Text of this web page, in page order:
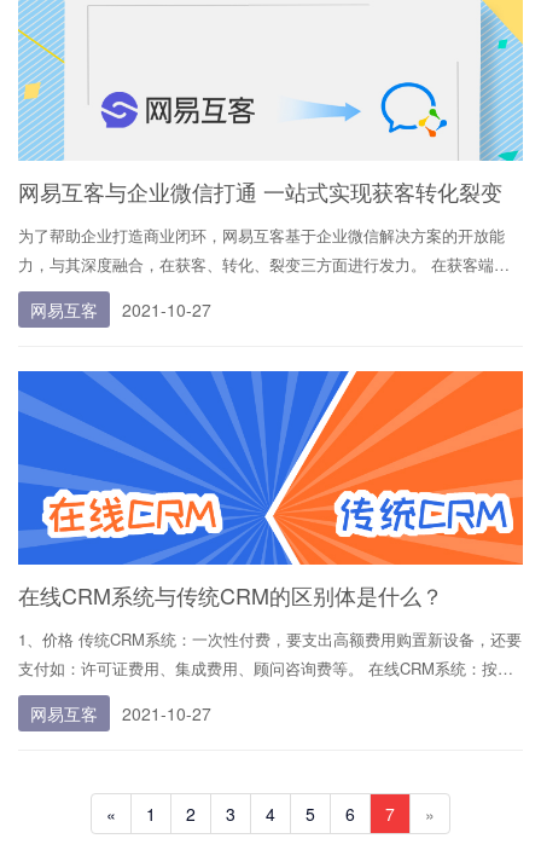
网易互客与企业微信打通 一站式实现获客转化裂变
为了帮助企业打造商业闭环，网易互客基于企业微信解决方案的开放能
力，与其深度融合，在获客、转化、裂变三方面进行发力。 在获客端，
网易互客推出了“活码”（活码是一个前端展示永远不变，后端可灵活配置
指向不同内容的二维码）。举个例子，企业如果想在朋友圈投放广告，可
网易互客 2021-10-27
在线CRM系统与传统CRM的区别体是什么？
1、价格 传统CRM系统：一次性付费，要支出高额费用购置新设备，还要
支付如：许可证费用、集成费用、顾问咨询费等。 在线CRM系统：按月
或按年支付固定的服务费即可使用，无需一大笔前期资本投资，使无法预
期的巨额支出转变为可预测的运营费用，极大的缓解了企业用户的资金压
网易互客 2021-10-27
« 1 2 3 4 5 6 7 »